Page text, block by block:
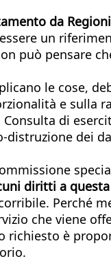
da
un
può pensare
le cose,
e sulla
di
dei
diritti a
Perché
che viene
richiesto è